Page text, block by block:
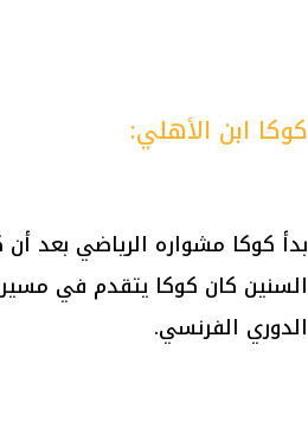
كوكا ابن الأهلي:
بدأ كوكا مشواره الرياضي بعد
السنين كان كوكا يتقدم في
الدوري الفرنسي.